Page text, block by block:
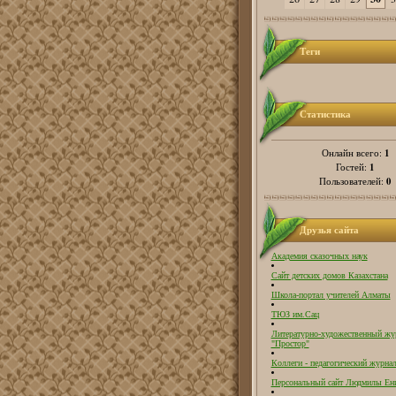
Теги
Статистика
Онлайн всего: 1
Гостей: 1
Пользователей: 0
Друзья сайта
Академия сказочных наук
Сайт детских домов Казахстана
Школа-портал учителей Алматы
ТЮЗ им.Сац
Литературно-художественный
"Простор"
Коллеги - педагогический
Персональный сайт Людмилы